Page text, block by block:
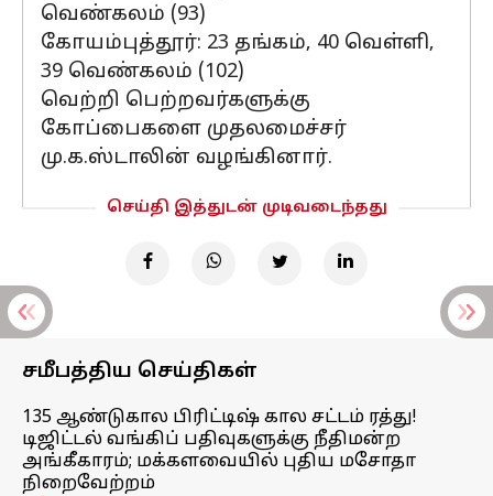
வெண்கலம் (93)
கோயம்புத்தூர்: 23 தங்கம், 40 வெள்ளி,
39 வெண்கலம் (102)
வெற்றி பெற்றவர்களுக்கு
கோப்பைகளை முதலமைச்சர்
மு.க.ஸ்டாலின் வழங்கினார்.
செய்தி இத்துடன் முடிவடைந்தது
சமீபத்திய செய்திகள்
135 ஆண்டுகால பிரிட்டிஷ் கால சட்டம் ரத்து!
டிஜிட்டல் வங்கிப் பதிவுகளுக்கு நீதிமன்ற
அங்கீகாரம்; மக்களவையில் புதிய மசோதா
நிறைவேற்றம்